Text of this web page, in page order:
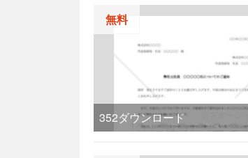
無料
352ダウンロード